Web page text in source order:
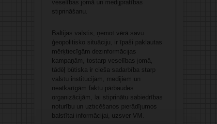
veselības jomā un medijpratības
stiprināšanu.
Baltijas valstis, ņemot vērā savu
ģeopolitisko situāciju, ir īpaši pakļautas
mērķtiecīgām dezinformācijas
kampaņām, tostarp veselības jomā,
tādēļ būtiska ir cieša sadarbība starp
valstu institūcijām, medijiem un
neatkarīgām faktu pārbaudes
organizācijām, lai stiprinātu sabiedrības
noturību un uzticēšanos pierādījumos
balstītai informācijai, uzsver VM.